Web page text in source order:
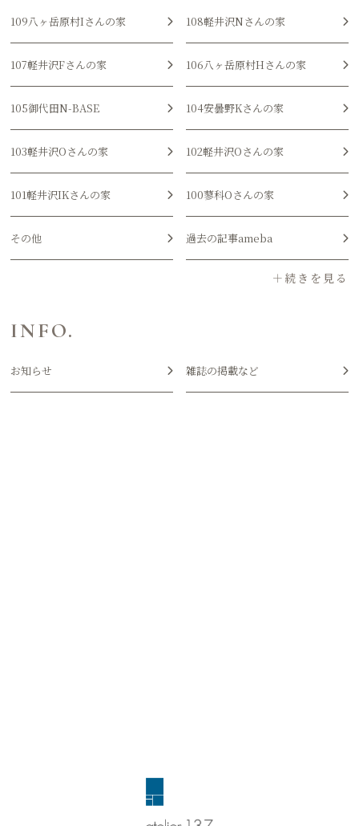
109八ヶ岳原村Iさんの家 108軽井沢Nさんの家
107軽井沢Fさんの家 106八ヶ岳原村Hさんの家
105御代田N-BASE 104安曇野Kさんの家
103軽井沢Oさんの家 102軽井沢Oさんの家
101軽井沢IKさんの家 100蓼科Oさんの家
その他 過去の記事ameba
INFO.
お知らせ 雑誌の掲載など